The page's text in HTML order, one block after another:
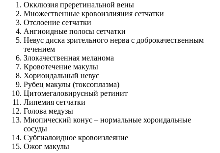
Окклюзия преретинальной вены
Множественные кровоизлияния сетчатки
Отслоение сетчатки
Ангиоидные полосы сетчатки
Невус диска зрительного нерва с доброкачественным
течением
Злокачественная меланома
Кровотечение макулы
Хориоидальный невус
Рубец макулы (токсоплазма)
Цитомегаловирусный ретинит
Липемия сетчатки
Голова медузы
Миопический конус – нормальные хороидальные
сосуды
Субгиалоидное кровоизлеяние
Ожог макулы